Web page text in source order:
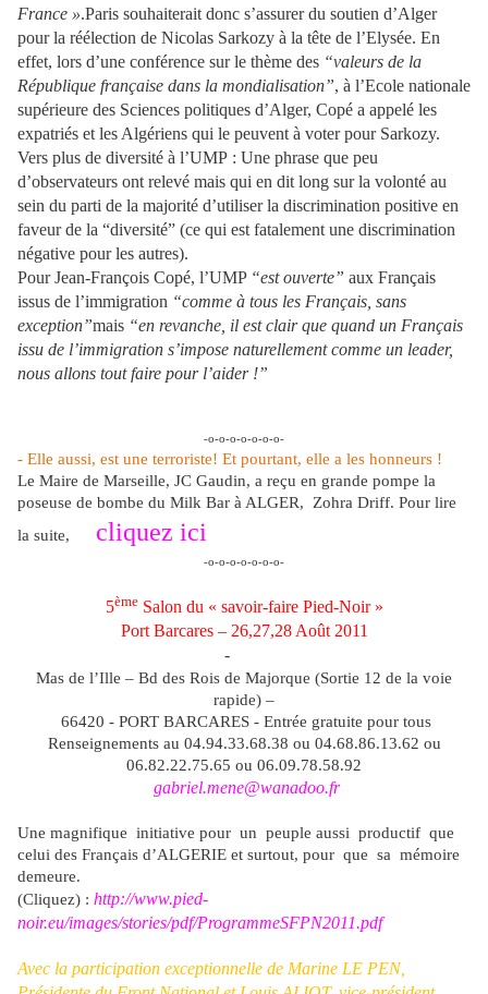
France ».Paris souhaiterait donc s’assurer du soutien d’Alger
pour la réélection de Nicolas Sarkozy à la tête de l’Elysée. En
effet, lors d’une conférence sur le thème des “valeurs de la
République française dans la mondialisation”, à l’Ecole nationale
supérieure des Sciences politiques d’Alger, Copé a appelé les
expatriés et les Algériens qui le peuvent à voter pour Sarkozy.
Vers plus de diversité à l’UMP : Une phrase que peu
d’observateurs ont relevé mais qui en dit long sur la volonté au
sein du parti de la majorité d’utiliser la discrimination positive en
faveur de la “diversité” (ce qui est fatalement une discrimination
négative pour les autres).
Pour Jean-François Copé, l’UMP “est ouverte” aux Français
issus de l’immigration “comme à tous les Français, sans
exception”mais “en revanche, il est clair que quand un Français
issu de l’immigration s’impose naturellement comme un leader,
nous allons tout faire pour l’aider !”
-o-o-o-o-o-o-o-
- Elle aussi, est une terroriste! Et pourtant, elle a les honneurs !
Le Maire de Marseille, JC Gaudin, a reçu en grande pompe la
poseuse de bombe du Milk Bar à ALGER, Zohra Driff. Pour lire
la suite,
cliquez ici
-o-o-o-o-o-o-o-
5èmeSalon du « savoir-faire Pied-Noir »
Port Barcares – 26,27,28 Août 2011
-
Mas de l’Ille – Bd des Rois de Majorque (Sortie 12 de la voie
rapide) –
66420 - PORT BARCARES - Entrée gratuite pour tous
Renseignements au 04.94.33.68.38 ou 04.68.86.13.62 ou
06.82.22.75.65 ou 06.09.78.58.92
gabriel.mene@wanadoo.fr
Une magnifique initiative pour un peuple aussi productif que
celui des Français d’ALGERIE et surtout, pour que sa mémoire
demeure.
(Cliquez) : http://www.pied-
noir.eu/images/stories/pdf/ProgrammeSFPN2011.pdf
Avec la participation exceptionnelle de Marine LE PEN,